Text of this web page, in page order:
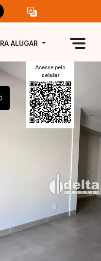
ALUGAR
Acesse pelo
celular